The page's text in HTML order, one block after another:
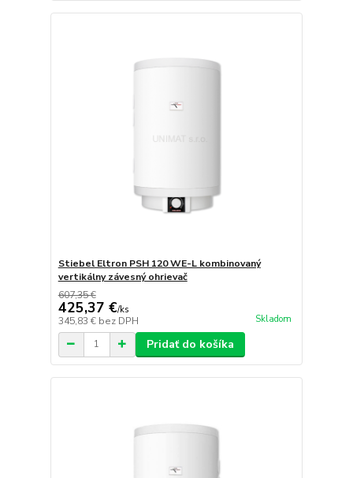
Stiebel Eltron PSH 120 WE-L kombinovaný
vertikálny závesný ohrievač
607,35 €
425,37 €/ks
345,83 € bez DPH Skladom
Pridať do košíka